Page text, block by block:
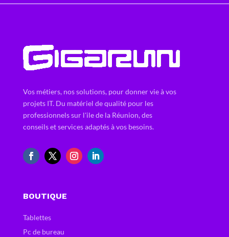
Vos métiers, nos solutions, pour donner vie à vos
projets IT. Du matériel de qualité pour les
professionnels sur l'ile de la Réunion, des
conseils et services adaptés à vos besoins.
BOUTIQUE
Tablettes
Pc de bureau